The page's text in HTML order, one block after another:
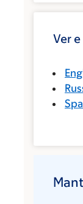
Ver